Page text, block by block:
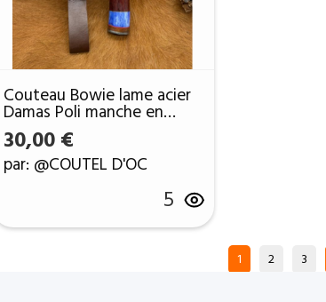
Couteau Bowie lame acier
Damas Poli manche en
Noyer et Os ref BC30
30,00 €
par: @COUTEL D'OC
5
1 2 3